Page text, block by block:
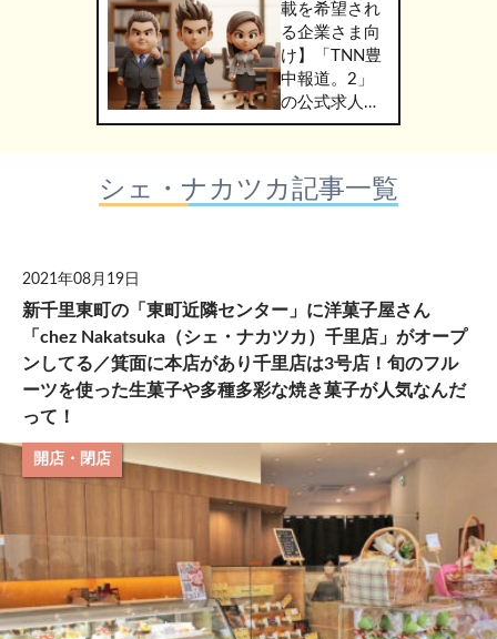
載を希望され
る企業さま向
け】「TNN豊
中報道。2」
の公式求人情
報サービス
WORK」のご
掲載につきま
シェ・ナカツカ記事一覧
2021年08月19日
新千里東町の「東町近隣センター」に洋菓子屋さん
「chez Nakatsuka（シェ・ナカツカ）千里店」がオープ
ンしてる／箕面に本店があり千里店は3号店！旬のフル
ーツを使った生菓子や多種多彩な焼き菓子が人気なんだ
って！
開店・閉店